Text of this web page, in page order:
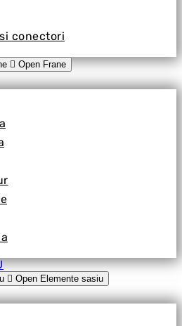
conectori
Open Frane
Open Elemente sasiu